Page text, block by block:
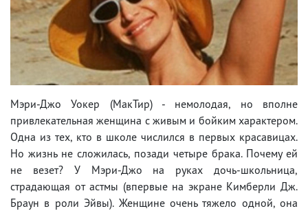
Мэри-Джо Уокер (МакТир) - немолодая, но вполне
привлекательная женщина с живым и бойким характером.
Одна из тех, кто в школе числился в первых красавицах.
Но жизнь не сложилась, позади четыре брака. Почему ей
не везет? У Мэри-Джо на руках дочь-школьница,
страдающая от астмы (впервые на экране Кимберли Дж.
Браун в роли Эйвы). Женщине очень тяжело одной, она